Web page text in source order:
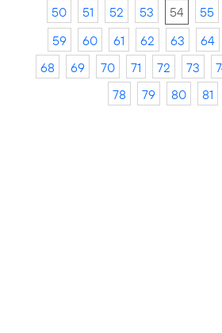
50
51 52 53 54 55
59
60 61 62 63 64
68
69 70 71 72 73
78
79 80 81